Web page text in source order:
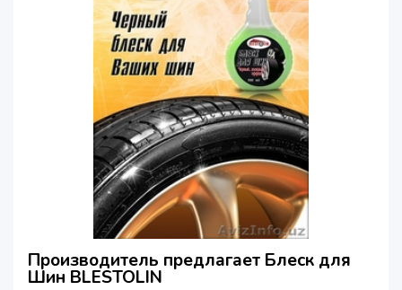
Производитель предлагает Блеск для
Шин BLESTOLIN